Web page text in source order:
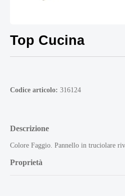
Top Cucina
Codice articolo: 316124
Descrizione
Colore Faggio. Pannello in truciolare
Proprietà